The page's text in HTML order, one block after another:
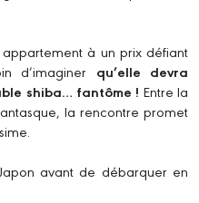
à un prix défiant
d’imaginer qu’elle devra
shiba… fantôme ! Entre la
la rencontre promet
avant de débarquer en